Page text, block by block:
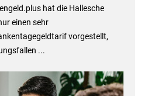
hat die Hallesche
einen sehr
vorgestellt,
...